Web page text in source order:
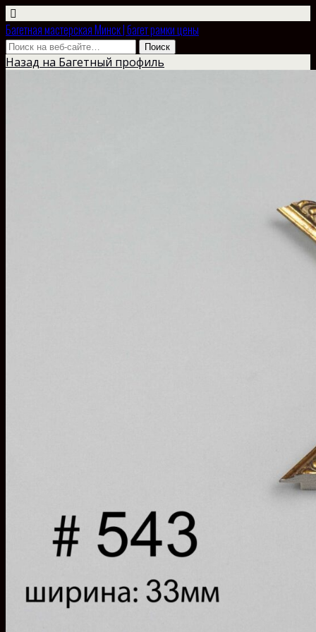
Багетная мастерская Минск | багет рамки цены
Назад на Багетный профиль